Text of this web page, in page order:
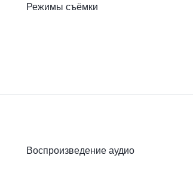
Режимы съёмки
Воспроизведение аудио